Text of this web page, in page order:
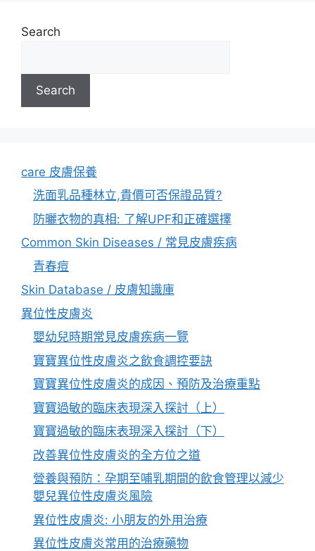
Search
Search
care 皮膚保養
洗面乳品種林立,貴價可否保證品質?
防曬衣物的真相: 了解UPF和正確選擇
Common Skin Diseases / 常見皮膚疾病
青春痘
Skin Database / 皮膚知識庫
異位性皮膚炎
嬰幼兒時期常見皮膚疾病一覽
寶寶異位性皮膚炎之飲食調控要訣
寶寶異位性皮膚炎的成因、預防及治療重點
寶寶過敏的臨床表現深入探討（上）
寶寶過敏的臨床表現深入探討（下）
改善異位性皮膚炎的全方位之道
營養與預防：孕期至哺乳期間的飲食管理以減少
嬰兒異位性皮膚炎風險
異位性皮膚炎: 小朋友的外用治療
異位性皮膚炎常用的治療藥物